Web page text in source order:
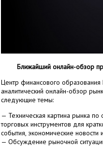
Ближайший онлайн-обзор
Центр финансового
аналитический онлайн-обзор
следующие темы:
— Техническая картина рынка
торговых инструментов для
события, экономические
— Обсуждение рыночной